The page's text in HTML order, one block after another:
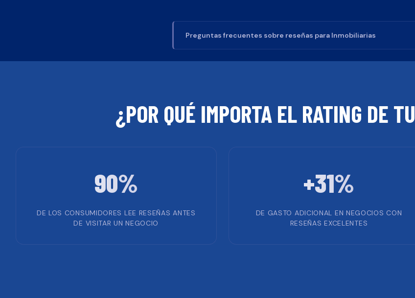
Preguntas frecuentes sobre reseñas para Inmobiliarias
¿POR QUÉ IMPORTA EL RATING DE TU
90%
DE LOS CONSUMIDORES LEE RESEÑAS ANTES
DE VISITAR UN NEGOCIO
+31%
DE GASTO ADICIONAL EN NEGOCIOS CON
RESEÑAS EXCELENTES